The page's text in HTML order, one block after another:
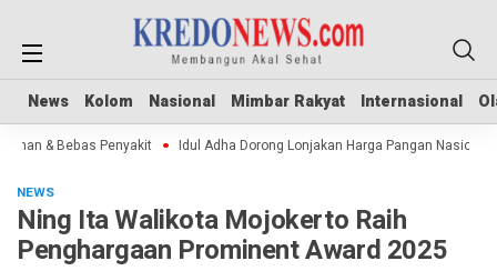
News Kolom Nasional Mimbar Rakyat Internasional
News Kolom Nasional Mimbar Rakyat Internasional
& Bebas Penyakit Idul Adha Dorong Lonjakan Harga Pangan Nasional
NEWS
Ning Ita Walikota Mojokerto Raih
Penghargaan Prominent Award 2025